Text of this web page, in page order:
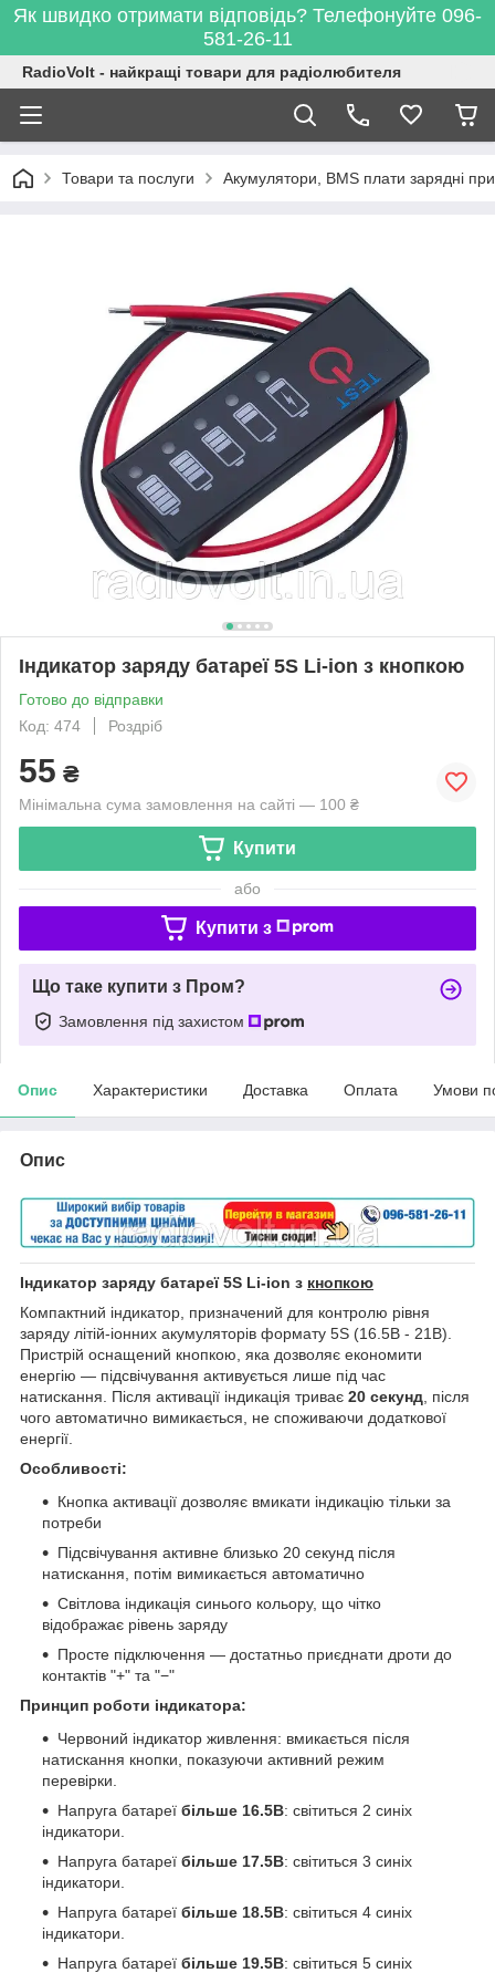
Як швидко отримати відповідь? Телефонуйте 096-
581-26-11
RadioVolt - найкращі товари для радіолюбителя
Товари та послуги Акумулятори, BMS плати зарядні
Індикатор заряду батареї 5S Li-ion з кнопкою
Готово до відправки
Код: 474
Роздріб
55 ₴
Мінімальна сума замовлення на сайті — 100 ₴
Купити
або
Купити з
Що таке купити з Пром?
Замовлення під захистом
Опис Характеристики Доставка Оплата Умови
Опис
Індикатор заряду батареї 5S Li-ion з кнопкою
Компактний індикатор, призначений для контролю рівня
заряду літій-іонних акумуляторів формату 5S (16.5В - 21В).
Пристрій оснащений кнопкою, яка дозволяє економити
енергію — підсвічування активується лише під час
натискання. Після активації індикація триває 20 секунд , після
чого автоматично вимикається, не споживаючи додаткової
енергії.
Особливості:
Кнопка активації дозволяє вмикати індикацію тільки за
потреби
Підсвічування активне близько 20 секунд після
натискання, потім вимикається автоматично
Світлова індикація синього кольору, що чітко
відображає рівень заряду
Просте підключення — достатньо приєднати дроти до
контактів "+" та "−"
Принцип роботи індикатора:
Червоний індикатор живлення: вмикається після
натискання кнопки, показуючи активний режим
перевірки.
Напруга батареї більше 16.5В: світиться 2 синіх
індикатори.
Напруга батареї більше 17.5В: світиться 3 синіх
індикатори.
Напруга батареї більше 18.5В: світиться 4 синіх
індикатори.
Напруга батареї більше 19.5В: світиться 5 синіх